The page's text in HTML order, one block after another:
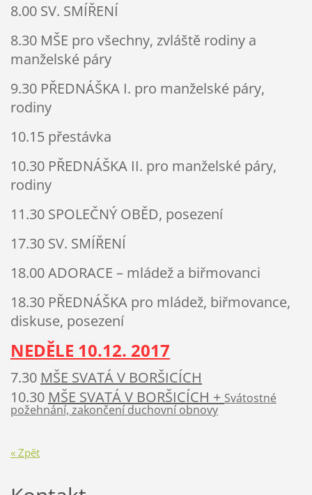
8.00 SV. SMÍŘENÍ
8.30 MŠE pro všechny, zvláště rodiny a
manželské páry
9.30 PŘEDNÁŠKA I. pro manželské páry,
rodiny
10.15 přestávka
10.30 PŘEDNÁŠKA II. pro manželské páry,
rodiny
11.30 SPOLEČNÝ OBĚD, posezení
17.30 SV. SMÍŘENÍ
18.00 ADORACE – mládež a biřmovanci
18.30 PŘEDNÁŠKA pro mládež, biřmovance,
diskuse, posezení
NEDĚLE 10.12. 2017
7.30 MŠE SVATÁ V BORŠICÍCH
10.30 MŠE SVATÁ V BORŠICÍCH + Svátostné
požehnání, zakončení duchovní obnovy
« Zpět